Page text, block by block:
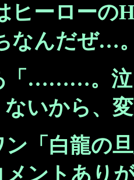
ヒーローの
なんだぜ…
「………。泣
ないから、
ン「白龍の
メントあり